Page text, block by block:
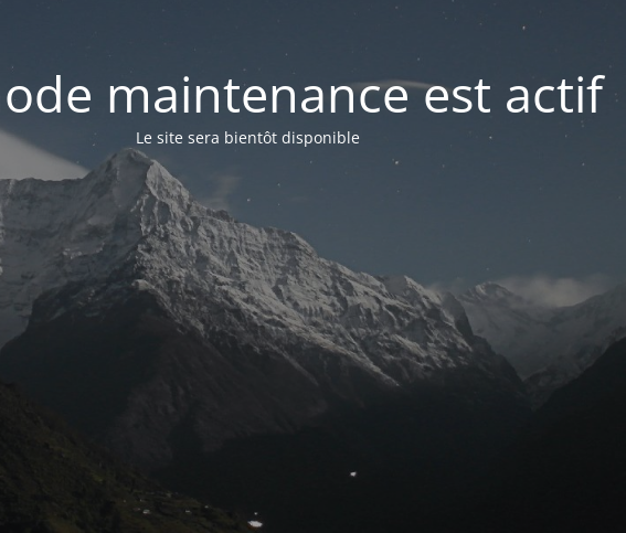
maintenance est actif
Le site sera bientôt disponible